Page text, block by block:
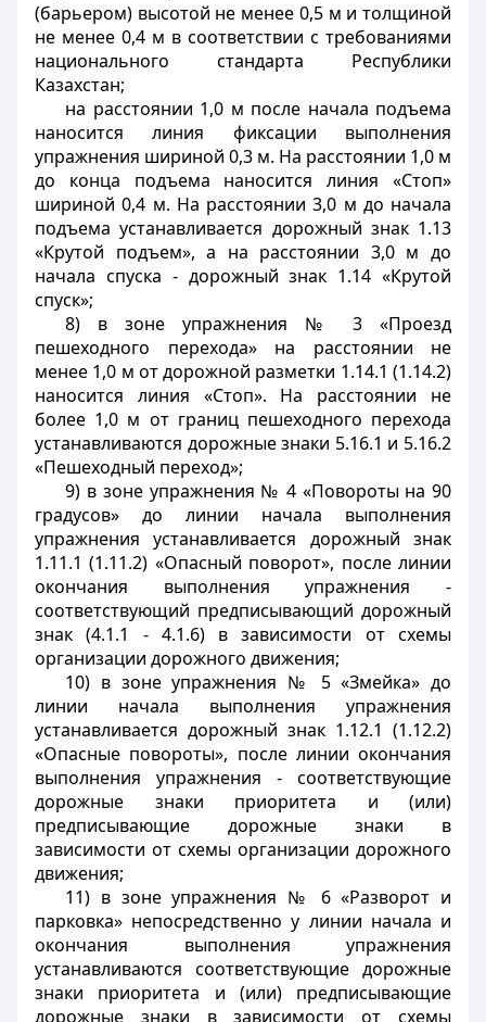
(барьером) высотой не менее 0,5 м и толщиной
не менее 0,4 м в соответствии с требованиями
национального стандарта Республики
Казахстан;
на расстоянии 1,0 м после начала подъема
наносится линия фиксации выполнения
упражнения шириной 0,3 м. На расстоянии 1,0 м
до конца подъема наносится линия «Стоп»
шириной 0,4 м. На расстоянии 3,0 м до начала
подъема устанавливается дорожный знак 1.13
«Крутой подъем», а на расстоянии 3,0 м до
начала спуска - дорожный знак 1.14 «Крутой
спуск»;
8) в зоне упражнения № 3 «Проезд
пешеходного перехода» на расстоянии не
менее 1,0 м от дорожной разметки 1.14.1 (1.14.2)
наносится линия «Стоп». На расстоянии не
более 1,0 м от границ пешеходного перехода
устанавливаются дорожные знаки 5.16.1 и 5.16.2
«Пешеходный переход»;
9) в зоне упражнения № 4 «Повороты на 90
градусов» до линии начала выполнения
упражнения устанавливается дорожный знак
1.11.1 (1.11.2) «Опасный поворот», после линии
окончания выполнения упражнения -
соответствующий предписывающий дорожный
знак (4.1.1 - 4.1.6) в зависимости от схемы
организации дорожного движения;
10) в зоне упражнения № 5 «Змейка» до
линии начала выполнения упражнения
устанавливается дорожный знак 1.12.1 (1.12.2)
«Опасные повороты», после линии окончания
выполнения упражнения - соответствующие
дорожные знаки приоритета и (или)
предписывающие дорожные знаки в
зависимости от схемы организации дорожного
движения;
11) в зоне упражнения № 6 «Разворот и
парковка» непосредственно у линии начала и
окончания выполнения упражнения
устанавливаются соответствующие дорожные
знаки приоритета и (или) предписывающие
дорожные знаки в зависимости от схемы